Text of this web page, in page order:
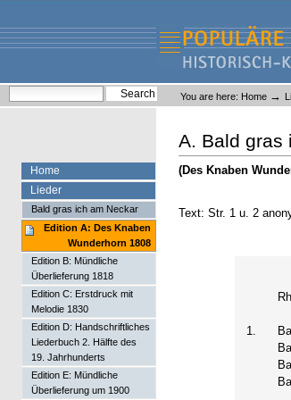
content.
navigation
Liederlexikon
Personal
tools
You are here: Home →
A. Bald gras
(Des Knaben
Text: Str. 1 u. 2
1.
Home
Lieder
Bald gras ich am Neckar
Edition A: Des Knaben
Wunderhorn 1808
Edition B: Mündliche
Überlieferung 1818
Edition C: Erstdruck mit
Melodie 1830
Edition D: Handschriftliches
Liederbuch 2. Hälfte des
19. Jahrhunderts
Edition E: Mündliche
Überlieferung um 1900